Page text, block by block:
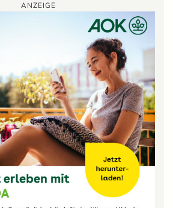
ANZEIGE